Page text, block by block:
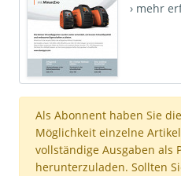
› mehr
Als Abonnent haben Sie die
Möglichkeit einzelne
vollständige Ausgaben als
herunterzuladen. Sollten